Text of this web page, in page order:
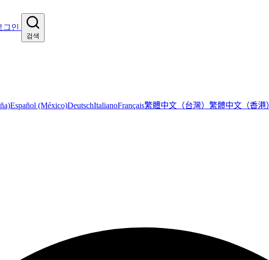
그인
검색
Español (México)DeutschItalianoFrançais繁體中文（台灣） 繁體中文（香港）